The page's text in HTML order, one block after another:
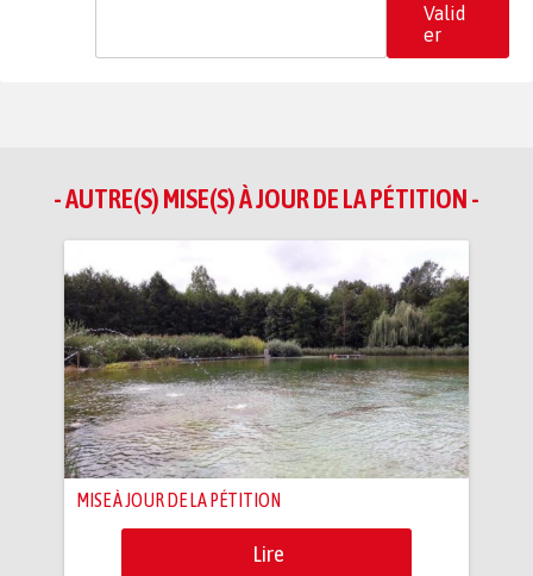
Valid
er
- AUTRE(S) MISE(S) À JOUR DE LA PÉTITION -
MISE À JOUR DE LA PÉTITION
Lire